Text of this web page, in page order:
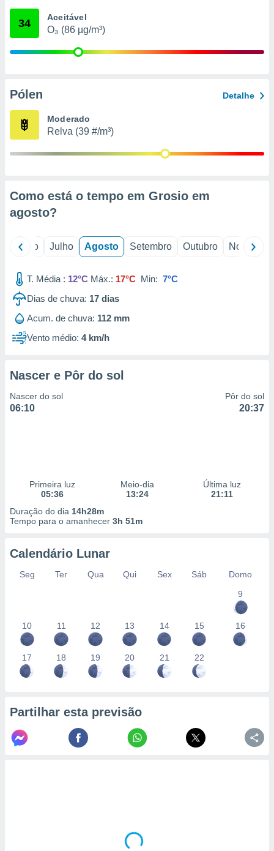
através
estudos
1199
34 Aceitável
O₃ (86 µg/m³)
Pólen Detalhe
Moderado
Relva (39 #/m³)
Como está o tempo em Grosio em
agosto?
Junho Julho Agosto Setembro Outubro Novembro
T. Média : 12°C Máx.: 17°C Min: 7°C
Dias de chuva: 17 dias
Acum. de chuva: 112 mm
Vento médio: 4 km/h
Nascer e Pôr do sol
Nascer do sol
06:10
Pôr do sol
20:37
Primeira luz
05:36
Meio-dia
13:24
Última luz
21:11
Duração do dia 14h28m
Tempo para o amanhecer 3h 51m
Calendário Lunar
Seg Ter Qua Qui Sex Sáb
Domo
9
10 11 12 13 14 15 16
17 18 19 20 21 22
Partilhar esta previsão